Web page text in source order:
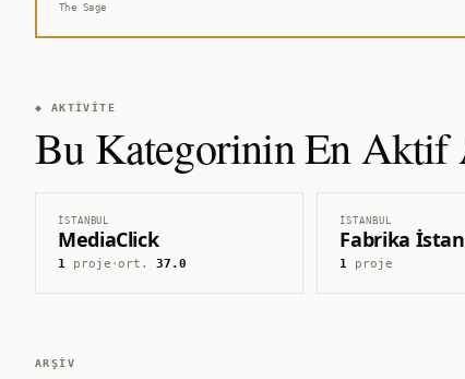
The Sage
◆ AKTIVITE
Bu Kategorinin En Aktif
İSTANBUL
MediaClick
1proje ·ort.37.0
İSTANBUL
Fabrika
1 proje
ARŞIV